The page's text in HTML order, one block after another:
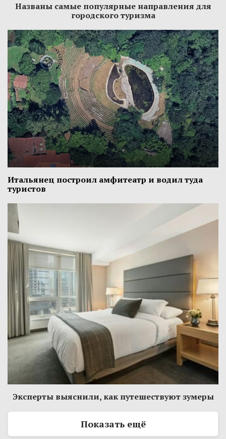
Названы самые популярные направления для
городского туризма
Итальянец построил амфитеатр и водил туда
туристов
Эксперты выяснили, как путешествуют зумеры
Показать ещё